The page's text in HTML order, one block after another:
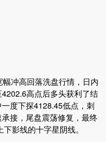
冲高回落洗盘行情，日内
高点后多头获利了结
度下探4128.45低点，刺
接，尾盘震荡修复，最终
影线的十字星阴线。